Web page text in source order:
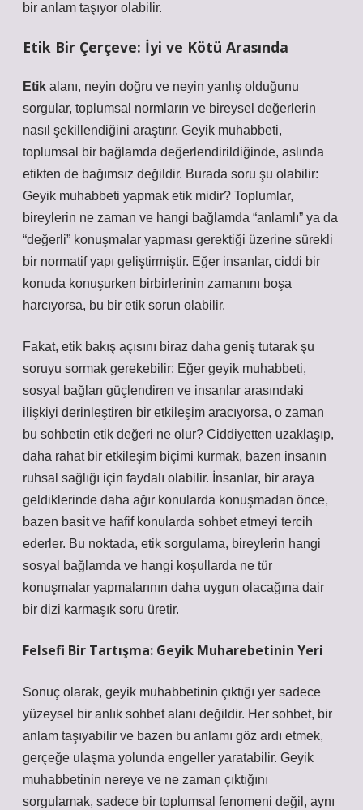
bir anlam taşıyor olabilir.
Etik Bir Çerçeve: İyi ve Kötü Arasında
Etik alanı, neyin doğru ve neyin yanlış olduğunu
sorgular, toplumsal normların ve bireysel değerlerin
nasıl şekillendiğini araştırır. Geyik muhabbeti,
toplumsal bir bağlamda değerlendirildiğinde, aslında
etikten de bağımsız değildir. Burada soru şu olabilir:
Geyik muhabbeti yapmak etik midir? Toplumlar,
bireylerin ne zaman ve hangi bağlamda “anlamlı” ya da
“değerli” konuşmalar yapması gerektiği üzerine sürekli
bir normatif yapı geliştirmiştir. Eğer insanlar, ciddi bir
konuda konuşurken birbirlerinin zamanını boşa
harcıyorsa, bu bir etik sorun olabilir.
Fakat, etik bakış açısını biraz daha geniş tutarak şu
soruyu sormak gerekebilir: Eğer geyik muhabbeti,
sosyal bağları güçlendiren ve insanlar arasındaki
ilişkiyi derinleştiren bir etkileşim aracıyorsa, o zaman
bu sohbetin etik değeri ne olur? Ciddiyetten uzaklaşıp,
daha rahat bir etkileşim biçimi kurmak, bazen insanın
ruhsal sağlığı için faydalı olabilir. İnsanlar, bir araya
geldiklerinde daha ağır konularda konuşmadan önce,
bazen basit ve hafif konularda sohbet etmeyi tercih
ederler. Bu noktada, etik sorgulama, bireylerin hangi
sosyal bağlamda ve hangi koşullarda ne tür
konuşmalar yapmalarının daha uygun olacağına dair
bir dizi karmaşık soru üretir.
Felsefi Bir Tartışma: Geyik Muharebetinin Yeri
Sonuç olarak, geyik muhabbetinin çıktığı yer sadece
yüzeysel bir anlık sohbet alanı değildir. Her sohbet, bir
anlam taşıyabilir ve bazen bu anlamı göz ardı etmek,
gerçeğe ulaşma yolunda engeller yaratabilir. Geyik
muhabbetinin nereye ve ne zaman çıktığını
sorgulamak, sadece bir toplumsal fenomeni değil, aynı